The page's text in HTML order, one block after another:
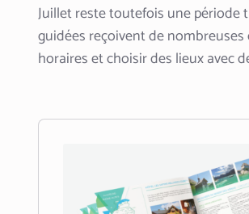
Juillet reste toutefois une période
guidées reçoivent de
horaires et choisir des lieux avec